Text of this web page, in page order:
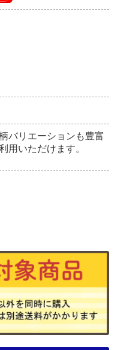
バリエーションも豊富
用いただけます。